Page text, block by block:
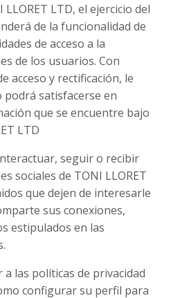
LLORET LTD, el ejercicio del
de la funcionalidad de
de acceso a la
de los usuarios. Con
acceso y rectificación, le
podrá satisfacerse en
que se encuentre bajo
LTD
seguir o recibir
sociales de TONI LLORET
que dejen de interesarle
sus conexiones,
estipulados en las
las políticas de privacidad
configurar su perfil para